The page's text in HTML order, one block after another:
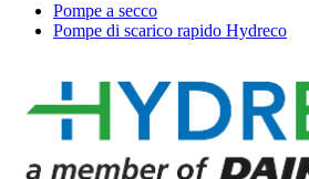
Pompe a secco
Pompe di scarico rapido Hydreco